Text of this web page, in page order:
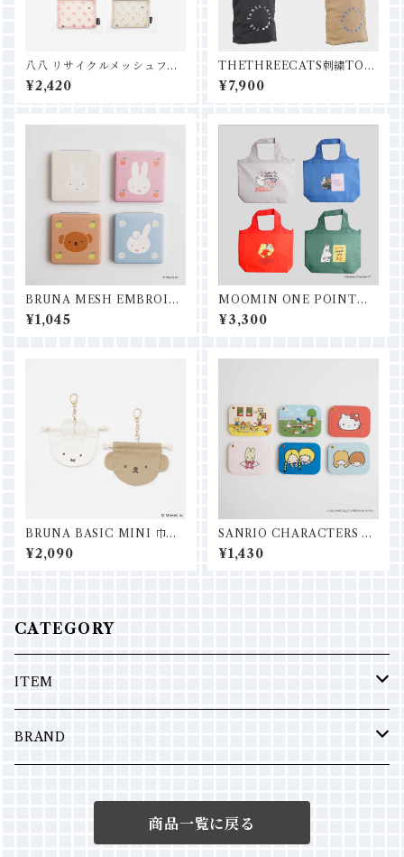
八八 リサイクルメッシュフラ
ットポーチ
¥2,420
THETHREECATS刺繍TOT
E
¥7,900
BRUNA MESH EMBROID
ERYコンパクトミラー
¥1,045
MOOMIN ONE POINT保
冷保温ショッピングバッグM
¥3,300
BRUNA BASIC MINI 巾着
チャーム
¥2,090
SANRIO CHARACTERS ス
ライドミラー
¥1,430
CATEGORY
ITEM
ポーチ
BRAND
商品一覧に戻る